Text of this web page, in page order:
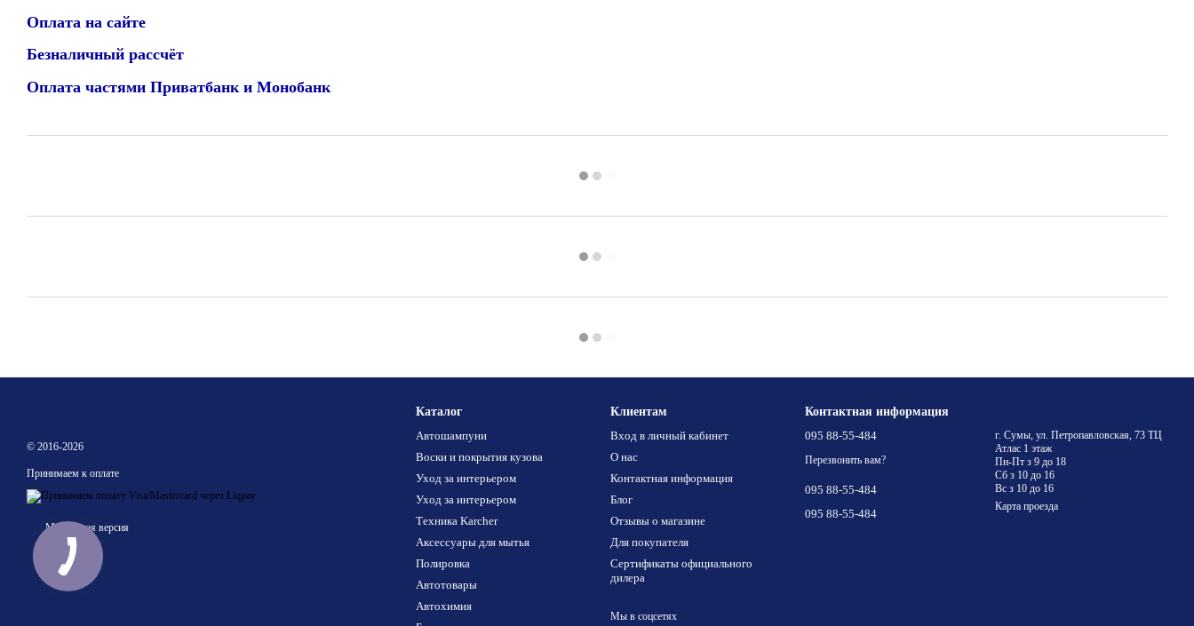
Оплата на сайте
Безналичный рассчёт
Оплата частями Приватбанк и Монобанк
© 2016-2026
Принимаем к оплате
Мобильная версия
Каталог
Автошампуни
Воски и покрытия кузова
Уход за интерьером
Уход за интерьером
Техника Karcher
Аксессуары для мытья
Полировка
Автотовары
Автохимия
Клиентам
Вход в личный кабинет
О нас
Контактная информация
Блог
Отзывы о магазине
Для покупателя
Сертификаты официального
дилера
Мы в соцсетях
Контактная информация
095 88-55-484
Перезвонить вам?
095 88-55-484
095 88-55-484
г. Сумы, ул. Петропавловская, 73 ТЦ
Атлас 1 этаж
Пн-Пт з 9 до 18
Сб з 10 до 16
Вс з 10 до 16
Карта проезда